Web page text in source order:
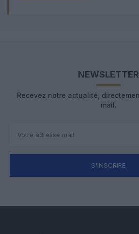
NEWSLETTER
Recevez notre actualité,
mail.
S'INSCRIRE